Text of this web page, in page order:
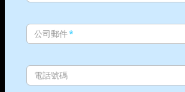
FaceMe®SDK
全球頂尖的 AI 人臉辨
公司郵件*
電話號碼